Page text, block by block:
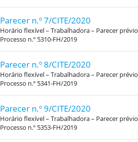
Parecer n.º 7/CITE/2020
Horário flexível – Trabalhadora – Parecer prévio
Processo n.º 5310-FH/2019
Parecer n.º 8/CITE/2020
Horário flexível – Trabalhadora – Parecer prévio
Processo n.º 5341-FH/2019
Parecer n.º 9/CITE/2020
Horário flexível – Trabalhadora – Parecer prévio
Processo n.º 5353-FH/2019